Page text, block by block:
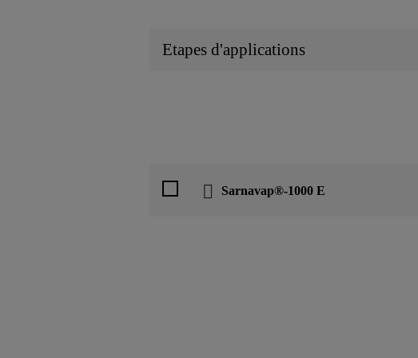
Etapes d'applications
Sarnavap®-1000 E